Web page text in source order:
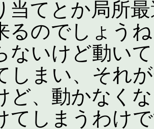
当てとか局所
るのでしょう
ないけど動い
しまい、それ
ど、動かなく
てしまうわけ